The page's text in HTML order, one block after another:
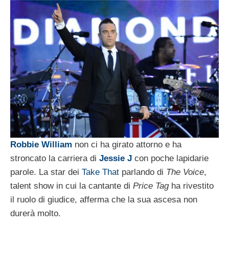
Robbie William non ci ha girato attorno e ha
stroncato la carriera di Jessie J con poche lapidarie
parole. La star dei Take That parlando di The Voice,
talent show in cui la cantante di Price Tagha rivestito
il ruolo di giudice, afferma che la sua ascesa non
durerà molto.